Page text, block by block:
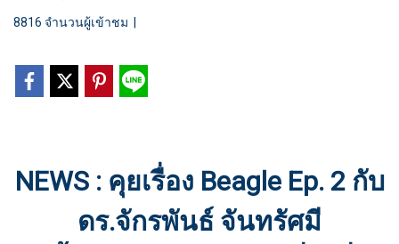
8816 จำนวนผู้เข้าชม
NEWS : คุยเรื่อง Beagle Ep. 2 กับ
ดร.จักรพันธ์ จันทรัศมี